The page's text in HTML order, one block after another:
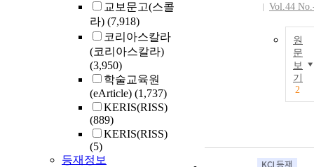
교보문고(스콜
라) (7,918)
코리아스칼라
(코리아스칼라)
(3,950)
학술교육원
(eArticle) (1,737)
KERIS(RISS)
(889)
KERIS(RISS)
(5)
등재정보
Vol.44
원
문
보
기
2